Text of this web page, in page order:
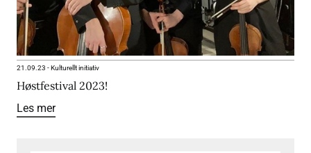
21.09.23 -Kulturellt initiativ
Høstfestival 2023!
Les mer